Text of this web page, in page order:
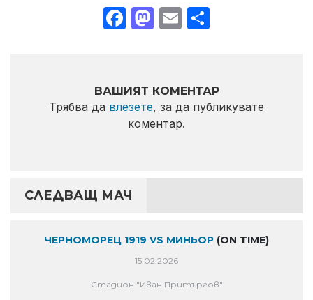
Facebook
Mastodon
Email
ВАШИЯТ КОМЕНТАР
Трябва да влезете, за да публикувате
коментар.
СЛЕДВАЩ МАЧ
ЧЕРНОМОРЕЦ 1919 VS МИНЬОР (ON TIME)
15.02.2026
Стадион "Иван Притъргов"